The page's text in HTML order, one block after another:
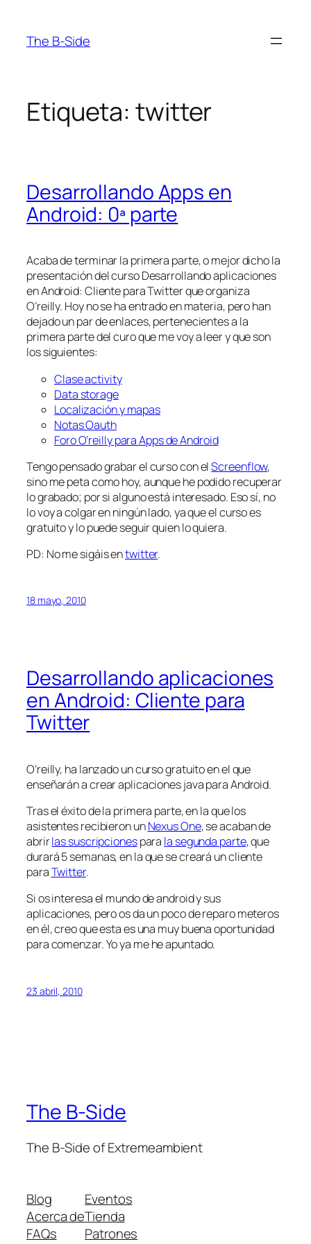
contenido
The B-Side
Etiqueta: twitter
Desarrollando Apps en
Android: 0ª parte
Acaba de terminar la primera parte, o mejor dicho la
presentación del curso Desarrollando aplicaciones
en Android: Cliente para Twitter que organiza
O’reilly. Hoy no se ha entrado en materia, pero han
dejado un par de enlaces, pertenecientes a la
primera parte del curo que me voy a leer y que son
los siguientes:
Clase activity
Data storage
Localización y mapas
Notas Oauth
Foro O’reilly para Apps de Android
Tengo pensado grabar el curso con elScreenflow,
sino me peta como hoy, aunque he podido recuperar
lo grabado; por si alguno está interesado. Eso sí, no
lo voy a colgar en ningún lado, ya que el curso es
gratuito y lo puede seguir quien lo quiera.
PD: No me sigáis entwitter.
18 mayo, 2010
Desarrollando aplicaciones
en Android: Cliente para
Twitter
O’reilly, ha lanzado un curso gratuito en el que
enseñarán a crear aplicaciones java para Android.
Tras el éxito de la primera parte, en la que los
asistentes recibieron unNexus One, se acaban de
abrirlas suscripcionespara la segunda parte, que
durará 5 semanas, en la que se creará un cliente
paraTwitter.
Si os interesa el mundo de android y sus
aplicaciones, pero os da un poco de reparo meteros
en él, creo que esta es una muy buena oportunidad
para comenzar. Yo ya me he apuntado.
23 abril, 2010
The B-Side
The B-Side of Extremeambient
Blog
Acerca de
FAQs
Eventos
Tienda
Patrones